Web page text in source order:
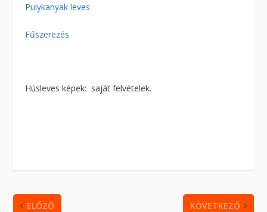
Pulykanyak leves
Fűszerezés
Húsleves képek: saját felvételek.
ELŐZŐ KÖVETKEZŐ